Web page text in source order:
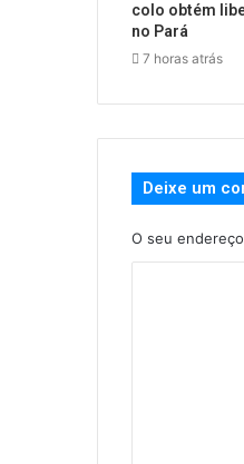
colo obtém
no Pará
7 horas atrás
Deixe um
O seu